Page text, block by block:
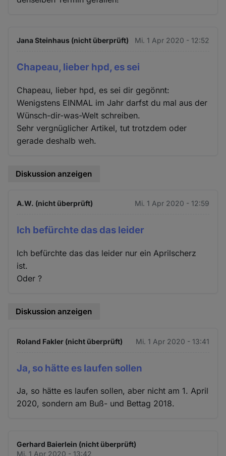
Jana Steinhaus (nicht überprüft) Mi. 1 Apr 2020 - 12:52
Chapeau, lieber hpd, es sei
Chapeau, lieber hpd, es sei dir gegönnt:
Wenigstens EINMAL im Jahr darfst du mal aus der
Wünsch-dir-was-Welt schreiben.
Sehr vergnüglicher Artikel, tut trotzdem oder
gerade deshalb weh.
Diskussion anzeigen
A.W. (nicht überprüft) Mi. 1 Apr 2020 - 12:59
Ich befürchte das das leider
Ich befürchte das das leider nur ein Aprilscherz
ist.
Oder ?
Diskussion anzeigen
Roland Fakler (nicht überprüft) Mi. 1 Apr 2020 - 13:41
Ja, so hätte es laufen sollen
Ja, so hätte es laufen sollen, aber nicht am 1. April
2020, sondern am Buß- und Bettag 2018.
Gerhard Baierlein (nicht überprüft)
Mi. 1 Apr 2020 - 13:42